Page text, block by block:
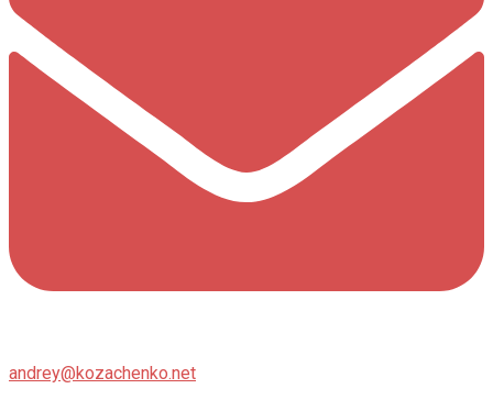
andrey@kozachenko.net